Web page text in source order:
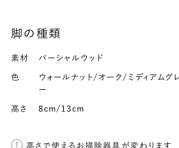
脚の種類
素材 パーシャルウッド
色
ウォールナット/オーク/ミディアムグ
ー
高さ 8cm/13cm
素材 スチール
色 グレー
高さで使えるお掃除器具が変わります